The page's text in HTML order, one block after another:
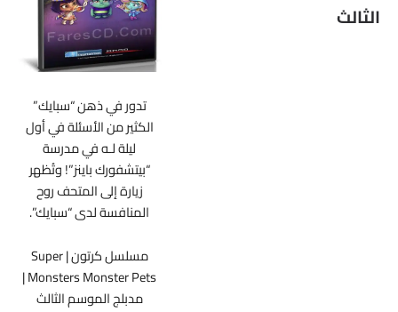
الثالث
تدور في ذهن “سبايك”
الكثير من الأسئلة في أول
ليلة لـه في مدرسة
“بيتشفورك باينز”! وتُظهر
زيارة إلى المتحف روح
المنافسة لدى “سبايك”.
مسلسل كرتون | Super
Monsters Monster Pets |
مدبلج الموسم الثالث